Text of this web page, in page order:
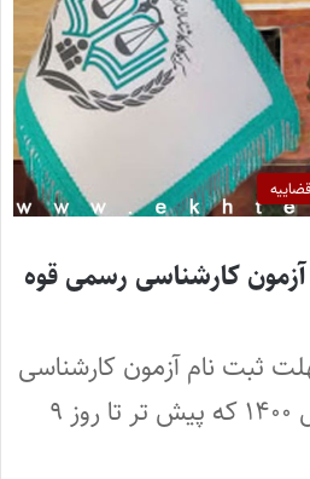
کارشناسی رسمی قوه
ثبت نام آزمون کارشناسی
رسمی قوه قضاییه سال ۱۴۰۰ که پیش تر تا روز ۹